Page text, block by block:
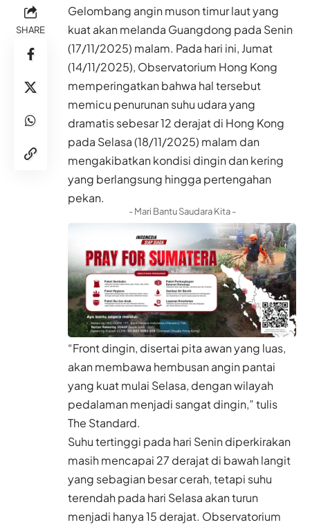
SHARE
Gelombang angin muson timur laut yang
kuat akan melanda Guangdong pada Senin
(17/11/2025) malam. Pada hari ini, Jumat
(14/11/2025), Observatorium Hong Kong
memperingatkan bahwa hal tersebut
memicu penurunan suhu udara yang
dramatis sebesar 12 derajat di Hong Kong
pada Selasa (18/11/2025) malam dan
mengakibatkan kondisi dingin dan kering
yang berlangsung hingga pertengahan
pekan.
- Mari Bantu Saudara Kita -
“Front dingin, disertai pita awan yang luas,
akan membawa hembusan angin pantai
yang kuat mulai Selasa, dengan wilayah
pedalaman menjadi sangat dingin,” tulis
The Standard.
Suhu tertinggi pada hari Senin diperkirakan
masih mencapai 27 derajat di bawah langit
yang sebagian besar cerah, tetapi suhu
terendah pada hari Selasa akan turun
menjadi hanya 15 derajat. Observatorium